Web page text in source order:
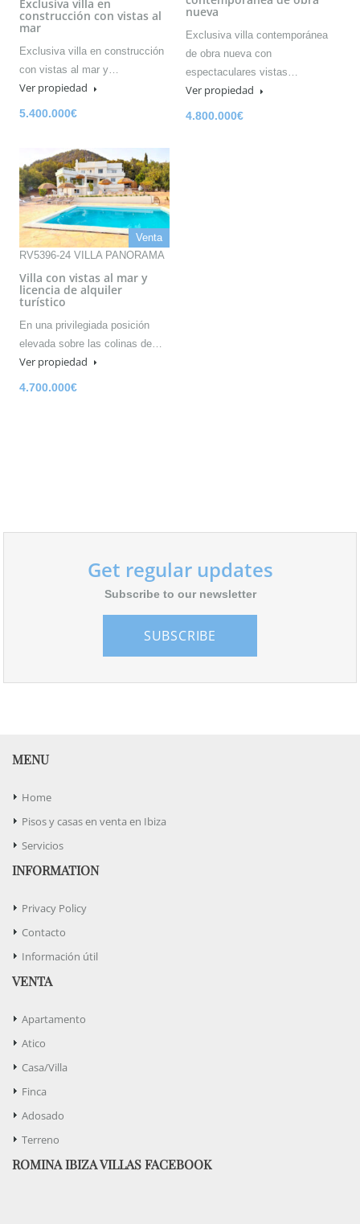
Exclusiva villa en
construcción con vistas al
mar
Exclusiva villa en construcción
con vistas al mar y…
Ver propiedad
5.400.000€
nueva
Exclusiva villa contemporánea
de obra nueva con
espectaculares vistas…
Ver propiedad
4.800.000€
Venta
RV5396-24 VILLA PANORAMA
Villa con vistas al mar y
licencia de alquiler
turístico
En una privilegiada posición
elevada sobre las colinas de…
Ver propiedad
4.700.000€
Get regular updates
Subscribe to our newsletter
SUBSCRIBE
MENU
Home
Pisos y casas en venta en Ibiza
Servicios
INFORMATION
Privacy Policy
Contacto
Información útil
VENTA
Apartamento
Atico
Casa/Villa
Finca
Adosado
Terreno
ROMINA IBIZA VILLAS FACEBOOK